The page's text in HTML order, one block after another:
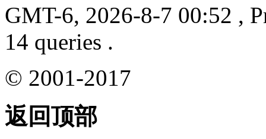
GMT-6, 2026-8-7 00:52 ,
14 queries .
© 2001-2017
返回顶部